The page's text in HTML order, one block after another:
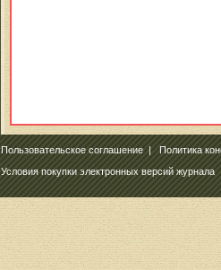
Пользовательское соглашение|Политика
Условия покупки электронных версий журнала